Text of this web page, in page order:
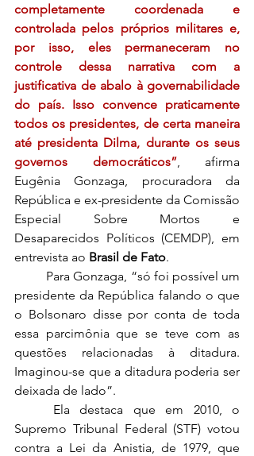
completamente coordenada e
controlada pelos próprios militares e,
por isso, eles permaneceram no
controle dessa narrativa com a
justificativa de abalo à governabilidade
do país. Isso convence praticamente
todos os presidentes, de certa maneira
até presidenta Dilma, durante os seus
governos democráticos”, afirma
Eugênia Gonzaga, procuradora da
República e ex-presidente da Comissão
Especial Sobre Mortos e
Desaparecidos Políticos (CEMDP), em
entrevista ao Brasil de Fato.
presidente da República falando o que
o Bolsonaro disse por conta de toda
essa parcimônia que se teve com as
questões relacionadas à ditadura.
Imaginou-se que a ditadura poderia ser
deixada de lado”.
Supremo Tribunal Federal (STF) votou
contra a Lei da Anistia, de 1979, que